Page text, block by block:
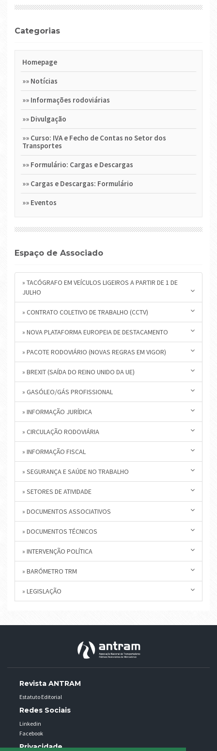
Categorias
Homepage
»» Notícias
»» Informações rodoviárias
»» Divulgação
»» Curso: IVA e Fecho de Contas no Setor dos
Transportes
»» Formulário: Cargas e Descargas
»» Cargas e Descargas: Formulário
»» Eventos
Espaço de Associado
» TACÓGRAFO EM VEÍCULOS LIGEIROS A PARTIR DE 1 DE
JULHO
» CONTRATO COLETIVO DE TRABALHO (CCTV)
» NOVA PLATAFORMA EUROPEIA DE DESTACAMENTO
» PACOTE RODOVIÁRIO (NOVAS REGRAS EM VIGOR)
» BREXIT (SAÍDA DO REINO UNIDO DA UE)
» GASÓLEO/GÁS PROFISSIONAL
» INFORMAÇÃO JURÍDICA
» CIRCULAÇÃO RODOVIÁRIA
» INFORMAÇÃO FISCAL
» SEGURANÇA E SAÚDE NO TRABALHO
» SETORES DE ATIVIDADE
» DOCUMENTOS ASSOCIATIVOS
» DOCUMENTOS TÉCNICOS
» INTERVENÇÃO POLÍTICA
» BARÓMETRO TRM
» LEGISLAÇÃO
Revista ANTRAM
Estatuto Editorial
Redes Sociais
Linkedin
Facebook
Privacidade